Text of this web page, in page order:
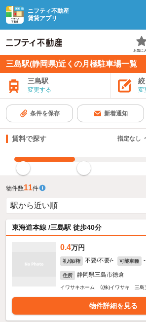
ニフティ不動産
賃貸アプリ
お気に
三島駅(静岡県)近くの月極駐車場一覧
三島駅
変更する 変
条件を保存 新着通知
賃料で探す 指定なし
物件数11件
東海道本線 /三島駅 徒歩40分
0.4万円
礼/保/権 不要/不要/- 可能車種 -
住所 静岡県三島市徳倉
イワサキホーム （(株)イワサキ 三島
物件詳細を見る